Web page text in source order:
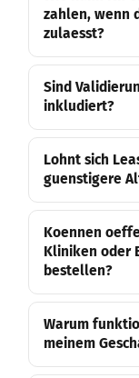
zahlen, wenn
zulaesst?
Sind
inkludiert?
Lohnt sich
guenstigere
Koennen
Kliniken oder
bestellen?
Warum
meinem